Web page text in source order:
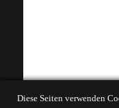
Diese Seiten verwenden